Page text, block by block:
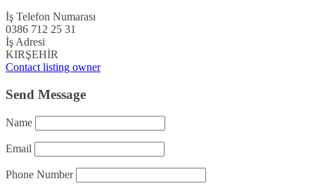
İş Telefon Numarası
0386 712 25 31
İş Adresi
KIRŞEHİR
Contact listing owner
Send Message
Name
Email
Phone Number